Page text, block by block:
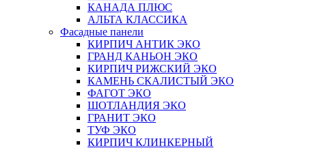
КАНАДА ПЛЮС
АЛЬТА КЛАССИКА
Фасадные панели
КИРПИЧ АНТИК ЭКО
ГРАНД КАНЬОН ЭКО
КИРПИЧ РИЖСКИЙ ЭКО
КАМЕНЬ СКАЛИСТЫЙ ЭКО
ФАГОТ ЭКО
ШОТЛАНДИЯ ЭКО
ГРАНИТ ЭКО
ТУФ ЭКО
КИРПИЧ КЛИНКЕРНЫЙ